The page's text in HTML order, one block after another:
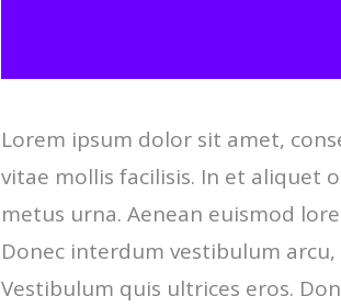
Lorem ipsum dolor sit amet,
vitae mollis facilisis. In et aliquet
metus urna. Aenean euismod
Donec interdum vestibulum
Vestibulum quis ultrices eros.